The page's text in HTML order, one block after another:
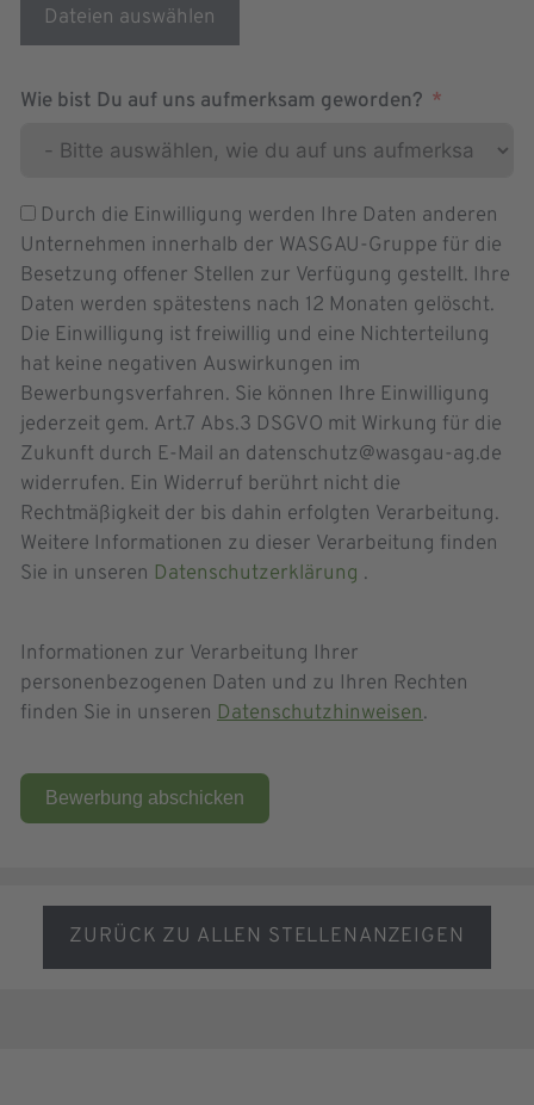
Dateien auswählen
Wie bist Du auf uns aufmerksam geworden?
Durch die Einwilligung werden Ihre Daten anderen
Unternehmen innerhalb der WASGAU-Gruppe für die
Besetzung offener Stellen zur Verfügung gestellt. Ihre
Daten werden spätestens nach 12 Monaten gelöscht.
Die Einwilligung ist freiwillig und eine Nichterteilung
hat keine negativen Auswirkungen im
Bewerbungsverfahren. Sie können Ihre Einwilligung
jederzeit gem. Art.7 Abs.3 DSGVO mit Wirkung für die
Zukunft durch E-Mail an datenschutz@wasgau-ag.de
widerrufen. Ein Widerruf berührt nicht die
Rechtmäßigkeit der bis dahin erfolgten Verarbeitung.
Weitere Informationen zu dieser Verarbeitung finden
Sie in unseren Datenschutzerklärung .
Informationen zur Verarbeitung Ihrer
personenbezogenen Daten und zu Ihren Rechten
finden Sie in unseren Datenschutzhinweisen.
Bewerbung abschicken
ZURÜCK ZU ALLEN STELLENANZEIGEN